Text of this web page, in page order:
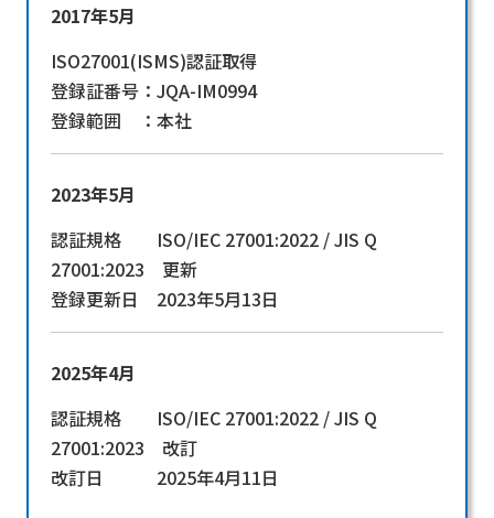
2017年5月
ISO27001(ISMS)認証取得
登録証番号：JQA-IM0994
登録範囲 ：本社
2023年5月
認証規格 ISO/IEC 27001:2022 / JIS Q
27001:2023 更新
登録更新日 2023年5月13日
2025年4月
認証規格 ISO/IEC 27001:2022 / JIS Q
27001:2023 改訂
改訂日 2025年4月11日